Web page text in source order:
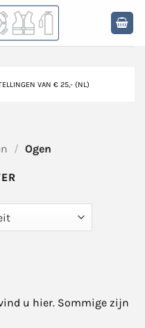
VAN € 25,- (NL)
/ Ogen
u hier. Sommige zijn